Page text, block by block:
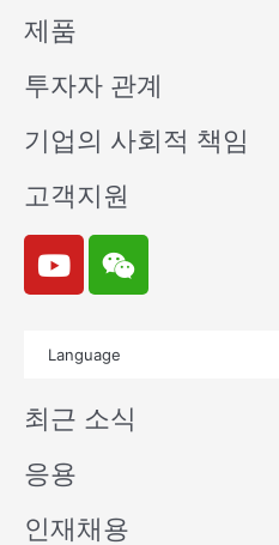
제품
투자자 관계
기업의 사회적 책임
고객지원
Y
o
u
e
W
e
i
n
Language
최근 소식
응용
인재채용